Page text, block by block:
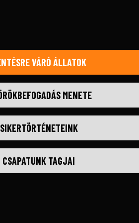
VÁRÓ ÁLLATOK
MENETE
SIKERTÖRTÉNETEINK
CSAPATUNK TAGJAI